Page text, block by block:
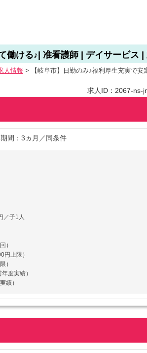
働ける♪| 准看護師 | デイサービス |
人情報 > 【岐阜市】日勤のみ♪福利厚生充実で
求人ID：2067-ns-
間：3ヵ月／同条件
／子1人
）
円上限）
）
度実績）
績）